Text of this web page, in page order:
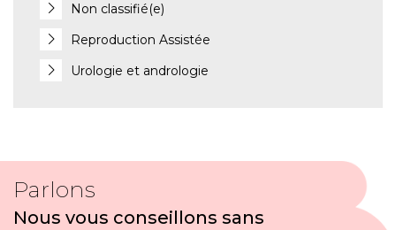
Non classifié(e)
Reproduction Assistée
Urologie et andrologie
Parlons
Nous vous conseillons sans